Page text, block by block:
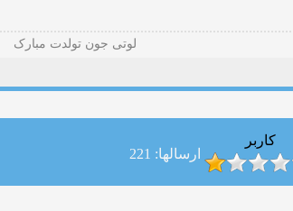
لوتی جون تولدت مبارک
کاربر
ارسالها: 221